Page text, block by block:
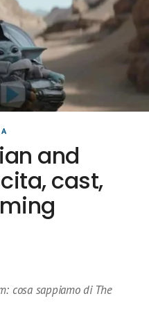
and
cast,
cosa sappiamo di The